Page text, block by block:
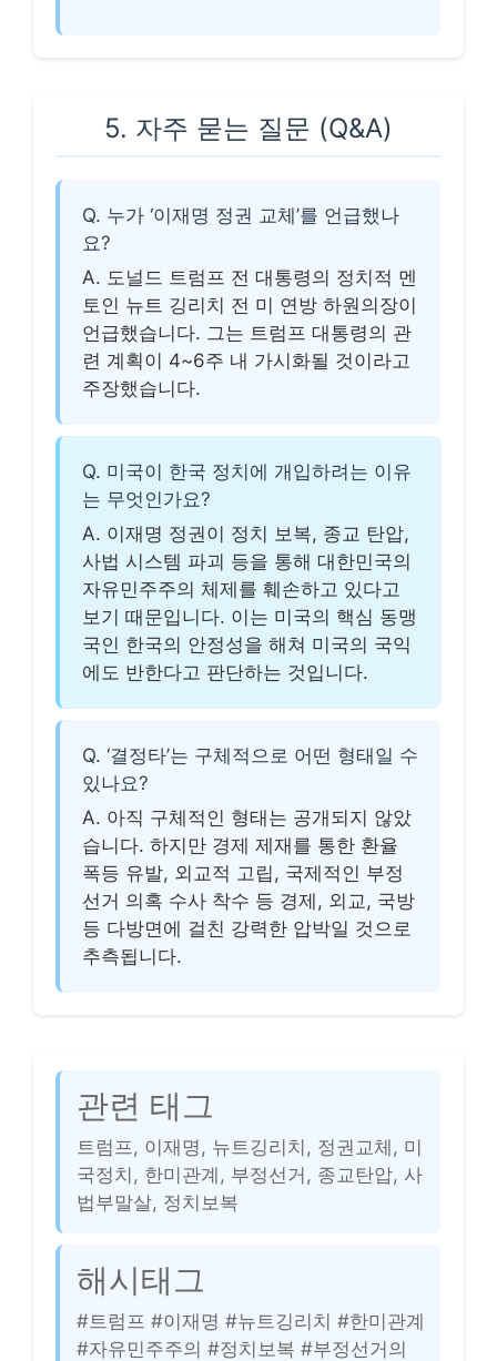
5. 자주 묻는 질문 (Q&A)
Q. 누가 ‘이재명 정권 교체’를 언급했나
요?
A. 도널드 트럼프 전 대통령의 정치적 멘
토인 뉴트 깅리치 전 미 연방 하원의장이
언급했습니다. 그는 트럼프 대통령의 관
련 계획이 4~6주 내 가시화될 것이라고
주장했습니다.
Q. 미국이 한국 정치에 개입하려는 이유
는 무엇인가요?
A. 이재명 정권이 정치 보복, 종교 탄압,
사법 시스템 파괴 등을 통해 대한민국의
자유민주주의 체제를 훼손하고 있다고
보기 때문입니다. 이는 미국의 핵심 동맹
국인 한국의 안정성을 해쳐 미국의 국익
에도 반한다고 판단하는 것입니다.
Q. ‘결정타’는 구체적으로 어떤 형태일 수
있나요?
A. 아직 구체적인 형태는 공개되지 않았
습니다. 하지만 경제 제재를 통한 환율
폭등 유발, 외교적 고립, 국제적인 부정
선거 의혹 수사 착수 등 경제, 외교, 국방
등 다방면에 걸친 강력한 압박일 것으로
추측됩니다.
관련 태그
트럼프, 이재명, 뉴트깅리치, 정권교체, 미
국정치, 한미관계, 부정선거, 종교탄압, 사
법부말살, 정치보복
해시태그
#트럼프 #이재명 #뉴트깅리치 #한미관계
#자유민주주의 #정치보복 #부정선거의